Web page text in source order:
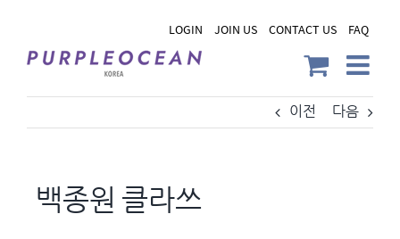
content
LOGIN JOIN US CONTACT US FAQ
이전 다음
백종원 클라쓰